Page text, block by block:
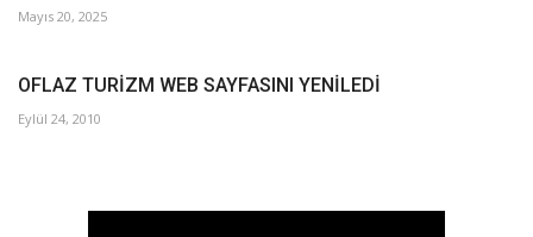
Mayıs 20, 2025
OFLAZ TURİZM WEB SAYFASINI YENİLEDİ
Eylül 24, 2010